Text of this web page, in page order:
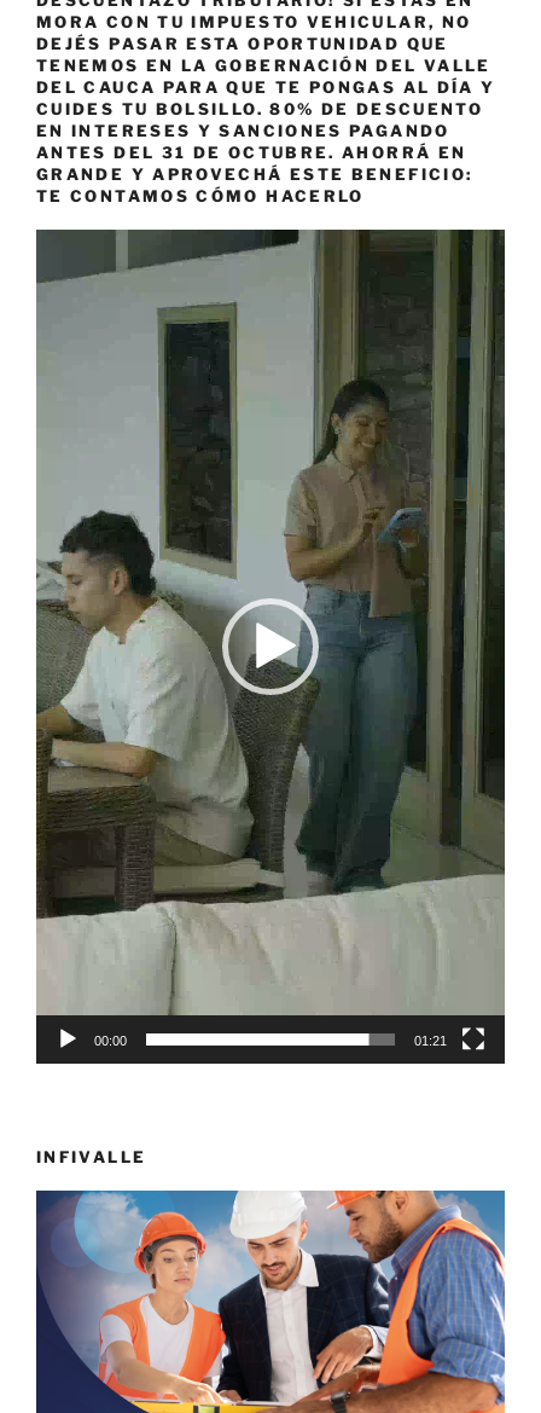
MORA CON TU IMPUESTO VEHICULAR, NO
DEJÉS PASAR ESTA OPORTUNIDAD QUE
TENEMOS EN LA GOBERNACIÓN DEL VALLE
DEL CAUCA PARA QUE TE PONGAS AL DÍA Y
CUIDES TU BOLSILLO. 80% DE DESCUENTO
EN INTERESES Y SANCIONES PAGANDO
ANTES DEL 31 DE OCTUBRE. AHORRÁ EN
GRANDE Y APROVECHÁ ESTE BENEFICIO:
TE CONTAMOS CÓMO HACERLO
00:00 01:21
INFIVALLE